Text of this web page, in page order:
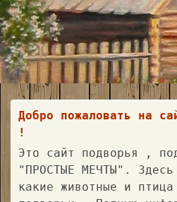
Добро пожаловать на
!
Это сайт подворья ,
"ПРОСТЫЕ МЕЧТЫ".
какие животные и